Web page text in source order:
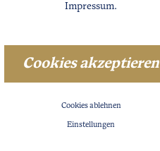
Impressum.
Cookies akzeptieren
Cookies ablehnen
Einstellungen